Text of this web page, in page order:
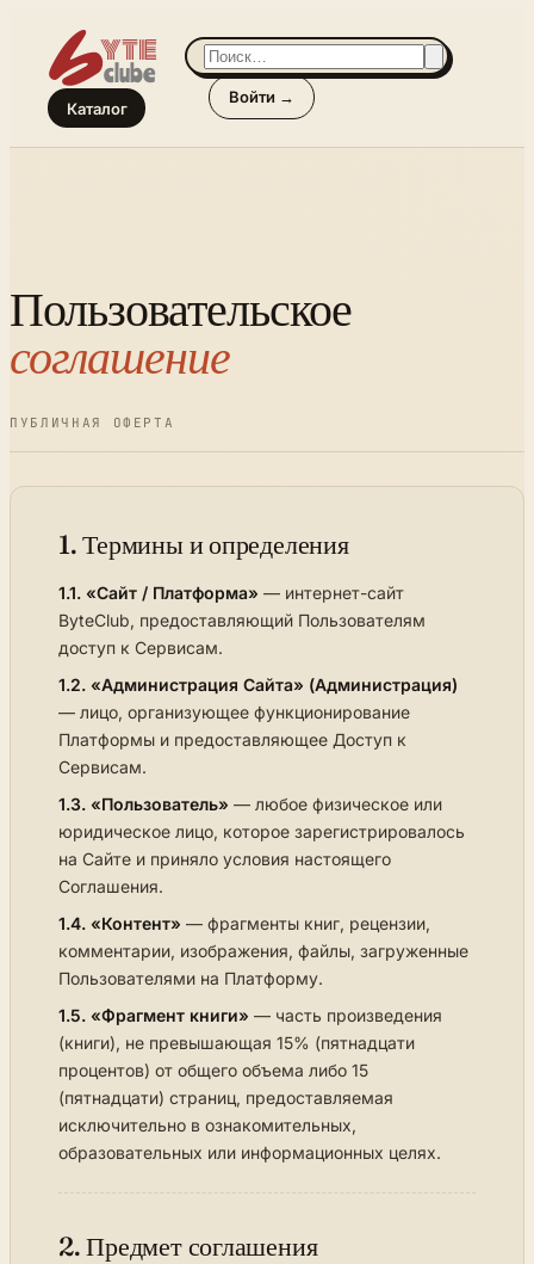
Каталог
Войти →
Пользовательское
соглашение
ПУБЛИЧНАЯ ОФЕРТА
1. Термины и определения
1.1. «Сайт / Платформа» — интернет-сайт
ByteClub, предоставляющий Пользователям
доступ к Сервисам.
1.2. «Администрация Сайта» (Администрация)
— лицо, организующее функционирование
Платформы и предоставляющее Доступ к
Сервисам.
1.3. «Пользователь» — любое физическое или
юридическое лицо, которое зарегистрировалось
на Сайте и приняло условия настоящего
Соглашения.
1.4. «Контент» — фрагменты книг, рецензии,
комментарии, изображения, файлы, загруженные
Пользователями на Платформу.
1.5. «Фрагмент книги» — часть произведения
(книги), не превышающая 15% (пятнадцати
процентов) от общего объема либо 15
(пятнадцати) страниц, предоставляемая
исключительно в ознакомительных,
образовательных или информационных целях.
2. Предмет соглашения